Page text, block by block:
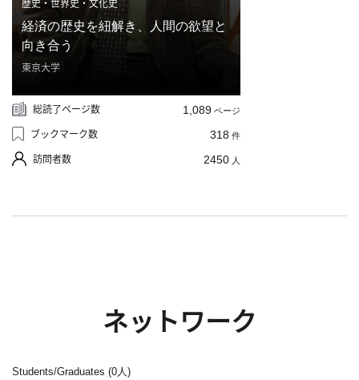
い
合
歴史・世界史・文化史
経済の歴史を紐解き、人間の欲望と
向き合う
東京大学
総読了ページ数 1,089 ページ
ブックマーク数 318 件
訪問者数 2450 人
ネットワーク
Students/Graduates (0人)